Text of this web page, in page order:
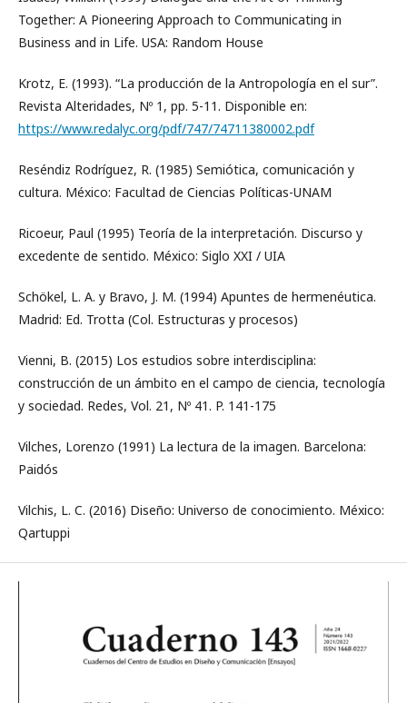
Together: A Pioneering Approach to Communicating in
Business and in Life. USA: Random House
Krotz, E. (1993). “La producción de la Antropología en el sur”.
Revista Alteridades, Nº 1, pp. 5-11. Disponible en:
https://www.redalyc.org/pdf/747/74711380002.pdf
Reséndiz Rodríguez, R. (1985) Semiótica, comunicación y
cultura. México: Facultad de Ciencias Políticas-UNAM
Ricoeur, Paul (1995) Teoría de la interpretación. Discurso y
excedente de sentido. México: Siglo XXI / UIA
Schökel, L. A. y Bravo, J. M. (1994) Apuntes de hermenéutica.
Madrid: Ed. Trotta (Col. Estructuras y procesos)
Vienni, B. (2015) Los estudios sobre interdisciplina:
construcción de un ámbito en el campo de ciencia, tecnología
y sociedad. Redes, Vol. 21, Nº 41. P. 141-175
Vilches, Lorenzo (1991) La lectura de la imagen. Barcelona:
Paidós
Vilchis, L. C. (2016) Diseño: Universo de conocimiento. México:
Qartuppi